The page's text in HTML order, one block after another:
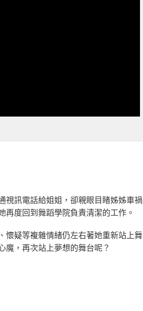
訊電話給姐姐，卻親眼目睹姊姊車禍
度回到舞蹈學院負責清潔的工作。
懷疑等複雜情緒仍左右著她重新站上
魔，再次站上夢想的舞台呢？